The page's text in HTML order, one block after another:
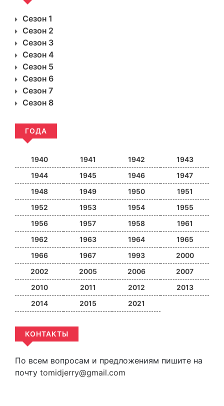
Сезон 1
Сезон 2
Сезон 3
Сезон 4
Сезон 5
Сезон 6
Сезон 7
Сезон 8
ГОДА
1940 1941 1942
1943
1944
1945 1946
1947
1948
1949 1950
1951
1952
1953 1954
1955
1956
1957 1958
1961
1962
1963 1964
1965
1966
1967 1993
2000
2002
2005 2006
2007
2010
2011 2012
2013
2014
2015 2021
КОНТАКТЫ
По всем вопросам и предложениям пишите на
почту tomidjerry@gmail.com